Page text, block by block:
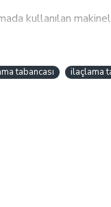
kullanılan
adet yedek conta
üzere 2 adet
tabancası ilaçlama